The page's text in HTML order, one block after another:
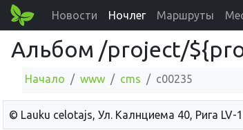
Новости Ночлег Маршруты
Альбом /project/
Начало www cms c00235
© Lauku сelotajs, Ул. Калнциема 40, Рига